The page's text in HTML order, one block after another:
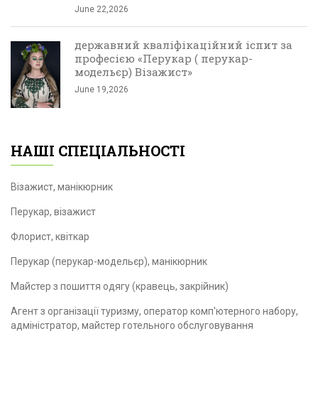
June 22,2026
державний кваліфікаційний іспит за
професією «Перукар ( перукар-
модельєр) Візажист»
June 19,2026
НАШІ СПЕЦІАЛЬНОСТІ
Візажист, манікюрник
Перукар, візажист
Флорист, квіткар
Перукар (перукар-модельєр), манікюрник
Майстер з пошиття одягу (кравець, закрійник)
Агент з організації туризму, оператор комп'ютерного набору,
адміністратор, майстер готельного обслуговування